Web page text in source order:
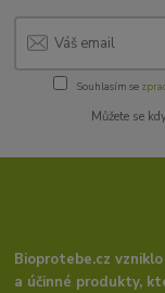
Souhlasím se
Můžete se
Bioprotebe.cz
a účinné produkty,